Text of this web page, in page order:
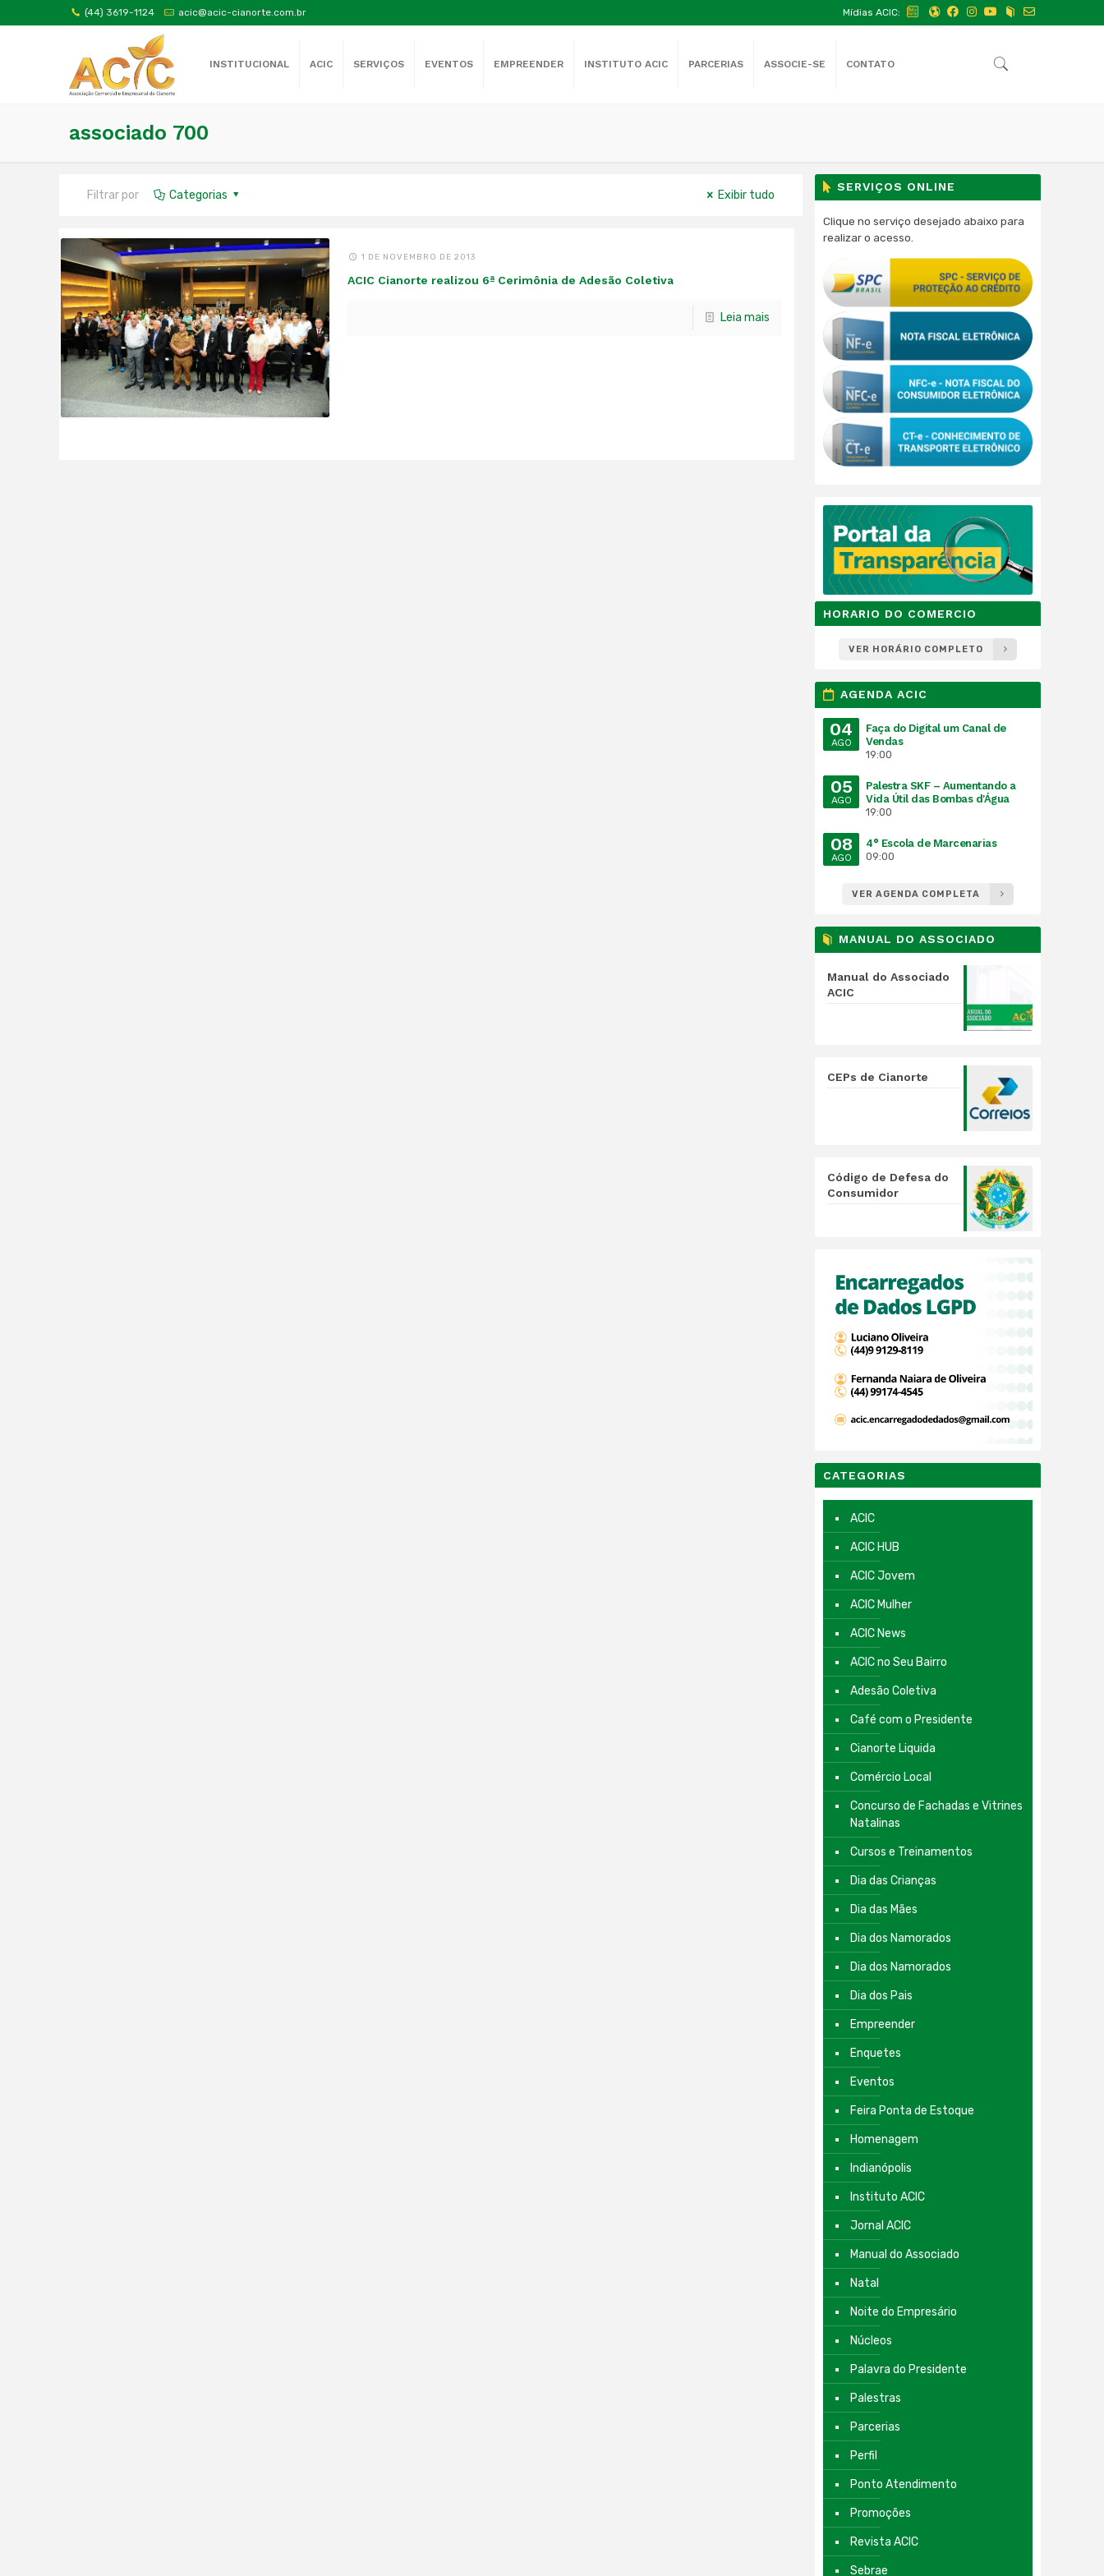
(44) 3619-1124 acic@acic-cianorte.com.br Mídias ACIC:
INSTITUCIONAL ACIC SERVIÇOS EVENTOS EMPREENDER INSTITUTO ACIC PARCERIAS ASSOCIE-SE CONTATO
associado 700
Filtrar por Categorias Exibir tudo
1 DE NOVEMBRO DE 2013
ACIC Cianorte realizou 6ª Cerimônia de Adesão Coletiva
Leia mais
SERVIÇOS ONLINE
Clique no serviço desejado abaixo para
realizar o acesso.
HORARIO DO COMERCIO
VER HORÁRIO COMPLETO
AGENDA ACIC
04
AGO
Faça do Digital um Canal de
Vendas
19:00
05
AGO
Palestra SKF – Aumentando a
Vida Útil das Bombas d'Água
19:00
08
AGO
4° Escola de Marcenarias
09:00
VER AGENDA COMPLETA
MANUAL DO ASSOCIADO
Manual do Associado
ACIC
CEPs de Cianorte
Código de Defesa do
Consumidor
CATEGORIAS
ACIC
ACIC HUB
ACIC Jovem
ACIC Mulher
ACIC News
ACIC no Seu Bairro
Adesão Coletiva
Café com o Presidente
Cianorte Liquida
Comércio Local
Concurso de Fachadas e Vitrines
Natalinas
Cursos e Treinamentos
Dia das Crianças
Dia das Mães
Dia dos Namorados
Dia dos Namorados
Dia dos Pais
Empreender
Enquetes
Eventos
Feira Ponta de Estoque
Homenagem
Indianópolis
Instituto ACIC
Jornal ACIC
Manual do Associado
Natal
Noite do Empresário
Núcleos
Palavra do Presidente
Palestras
Parcerias
Perfil
Ponto Atendimento
Promoções
Revista ACIC
Sebrae